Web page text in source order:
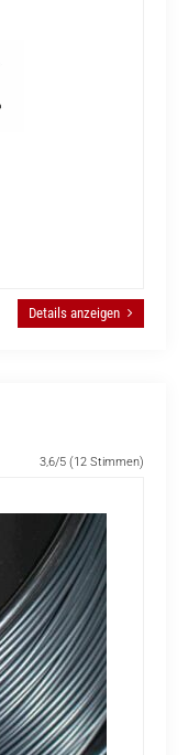
Details anzeigen
3,6/5 (12 Stimmen)